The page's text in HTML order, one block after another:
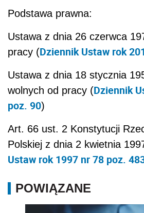
Podstawa prawna:
Ustawa z dnia 26 czerwca
pracy (Dziennik Ustaw rok
Ustawa z dnia 18 stycznia
wolnych od pracy (Dziennik
poz. 90)
Art. 66 ust. 2 Konstytucji
Polskiej z dnia 2 kwietnia
Ustaw rok 1997 nr 78 poz.
POWIĄZANE